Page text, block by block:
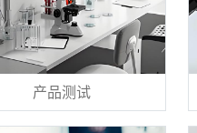
产品测试